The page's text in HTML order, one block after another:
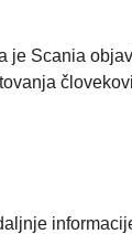
je Scania